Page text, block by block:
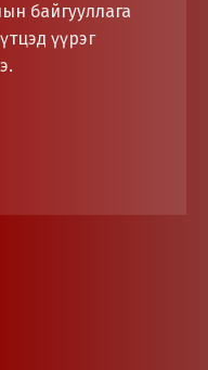
байгууллага
үүрэг